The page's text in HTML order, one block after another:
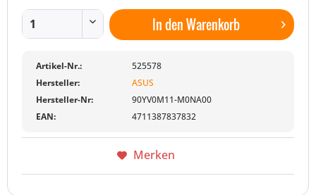
In denWarenkorb
Artikel-Nr.:
525578
Hersteller:
ASUS
Hersteller-Nr:
90YV0M11-M0NA00
EAN:
4711387837832
Merken